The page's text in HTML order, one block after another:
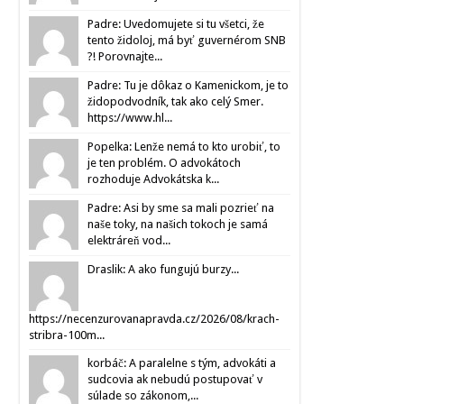
Padre: Uvedomujete si tu všetci, že
tento židoloj, má byť guvernérom SNB
?! Porovnajte...
Padre: Tu je dôkaz o Kamenickom, je to
židopodvodník, tak ako celý Smer.
https://www.hl...
Popelka: Lenže nemá to kto urobiť, to
je ten problém. O advokátoch
rozhoduje Advokátska k...
Padre: Asi by sme sa mali pozrieť na
naše toky, na našich tokoch je samá
elektráreň vod...
Draslik: A ako fungujú burzy...
https://necenzurovanapravda.cz/2026/08/krach-
stribra-100m...
korbáč: A paralelne s tým, advokáti a
sudcovia ak nebudú postupovať v
súlade so zákonom,...